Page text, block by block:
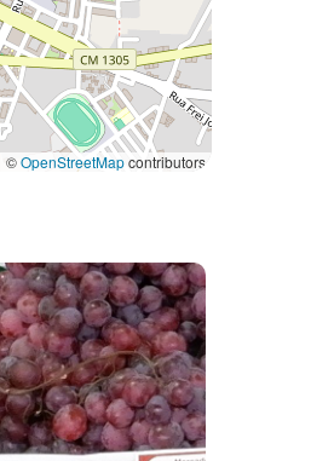
©OpenStreetMapcontributors